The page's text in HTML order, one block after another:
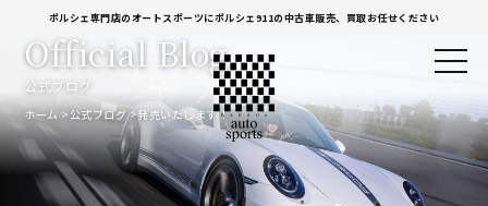
ポルシェ専門店のオートスポーツにポルシェ911の中古車販売、買取お任せください
公式ブログ
Official Blog
ホーム 公式ブログ 発売いたします！